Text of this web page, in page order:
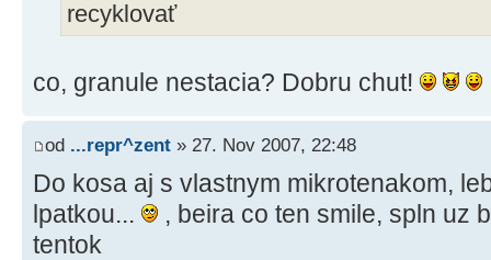
recyklovať
co, granule nestacia? Dobru chut!
od ...repr^zent » 27. Nov 2007, 22:48
Do kosa aj s vlastnym mikrotenakom,
lpatkou...
, beira co ten smile, spln uz
tentok